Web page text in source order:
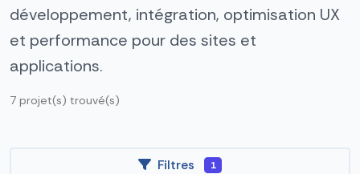
développement, intégration, optimisation UX
et performance pour des sites et
applications.
7 projet(s) trouvé(s)
Filtres 1